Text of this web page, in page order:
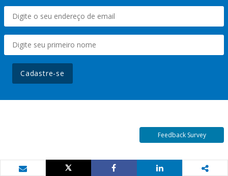
Cadastre-se
Feedback Survey